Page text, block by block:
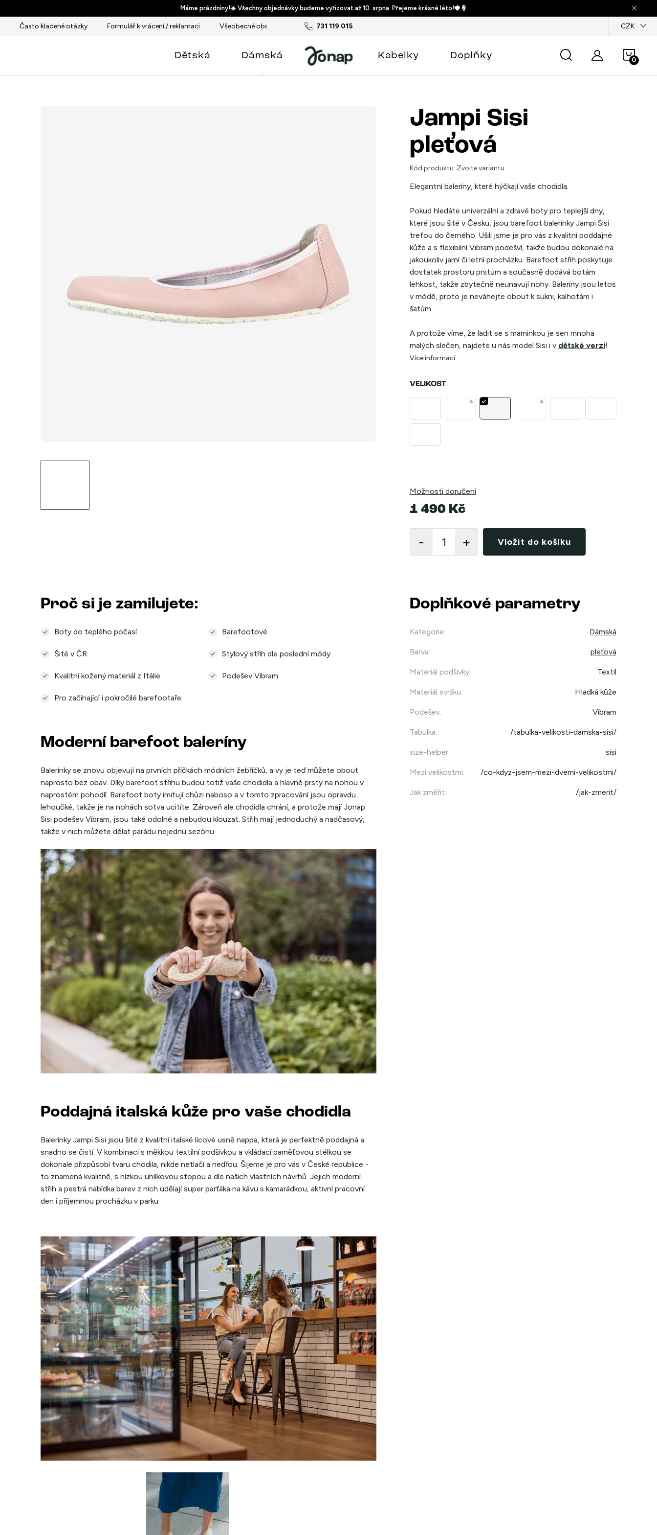
na
obsah
Máme prázdniny!☀️ Všechny objednávky budeme vyřizovat až 10. srpna. Přejeme krásné léto!🍓🍦
731 119 015
Často kladené otázky Formulář k vrácení / reklamaci Všeobecné obchodní podmínky Podmínky ochrany osobních údajů CZK
košík
Dětská Dámská Kabelky Doplňky
Jampi Sisi
pleťová
Kód produktu: Zvolte variantu
Elegantní baleríny, které hýčkají vaše chodidla.
Pokud hledáte univerzální a zdravé boty pro teplejší dny,
které jsou šité v Česku, jsou barefoot balerínky Jampi Sisi
trefou do černého. Ušili jsme je pro vás z kvalitní poddajné
kůže a s flexibilní Vibram podešví, takže budou dokonalé na
jakoukoliv jarní či letní procházku. Barefoot střih poskytuje
dostatek prostoru prstům a současně dodává botám
lehkost, takže zbytečně neunavují nohy. Baleríny jsou letos
v módě, proto je neváhejte obout k sukni, kalhotám i
šatům.
A protože víme, že ladit se s maminkou je sen mnoha
malých slečen, najdete u nás model Sisi i v dětské verzi!
Více informací
VELIKOST
Možnosti doručení
1 490 Kč
Vložit do košíku
Proč si je zamilujete:
Boty do teplého počasí Barefootové
Šité v ČR Stylový střih dle poslední módy
Kvalitní kožený materiál z Itálie Podešev Vibram
Pro začínající i pokročilé barefootaře
Moderní barefoot baleríny
Balerínky se znovu objevují na prvních příčkách módních žebříčků, a vy je teď můžete obout
naprosto bez obav. Díky barefoot střihu budou totiž vaše chodidla a hlavně prsty na nohou v
naprostém pohodlí. Barefoot boty imitují chůzi naboso a v tomto zpracování jsou opravdu
lehoučké, takže je na nohách sotva ucitíte. Zároveň ale chodidla chrání, a protože mají Jonap
Sisi podešev Vibram, jsou také odolné a nebudou klouzat. Střih mají jednoduchý a nadčasový,
takže v nich můžete dělat parádu nejednu sezónu.
Poddajná italská kůže pro vaše chodidla
Balerínky Jampi Sisi jsou šité z kvalitní italské lícové usně nappa, která je perfektně poddajná a
snadno se čistí. V kombinaci s měkkou textilní podšívkou a vkládací paměťovou stélkou se
dokonale přizpůsobí tvaru chodila, nikde netlačí a nedřou. Šijeme je pro vás v České republice -
to znamená kvalitně, s nízkou uhlíkovou stopou a dle našich vlastních návrhů. Jejich moderní
střih a pestrá nabídka barev z nich udělají super parťáka na kávu s kamarádkou, aktivní pracovní
den i příjemnou procházku v parku.
Doplňkové parametry
Kategorie: Dámská
Barva: pleťová
Materiál podšívky: Textil
Materiál svršku: Hladká kůže
Podešev: Vibram
Tabulka: /tabulka-velikosti-damska-sisi/
size-helper: sisi
Mezi velikostmi: /co-kdyz-jsem-mezi-dvemi-velikostmi/
Jak změřit: /jak-zmerit/